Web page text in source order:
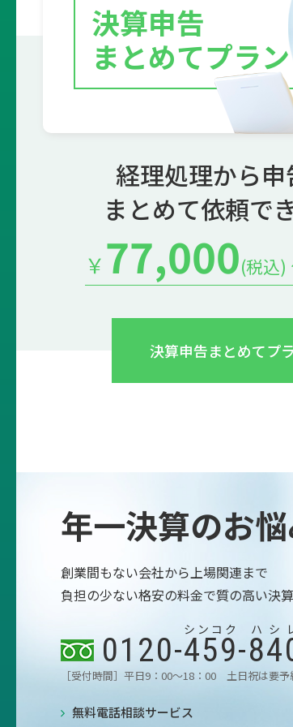
決算申告
まとめてプラン
経理処理から
まとめて依頼で
￥77,000(税込)
決算申告まとめてプ
年一決算のお悩
創業間もない会社から上場関連まで
負担の少ない格安の料金で質の高い決
0120-459
シンコク
-
ハシ
［受付時間］平日9：00～18：00 土日祝は要予
無料電話相談サービス